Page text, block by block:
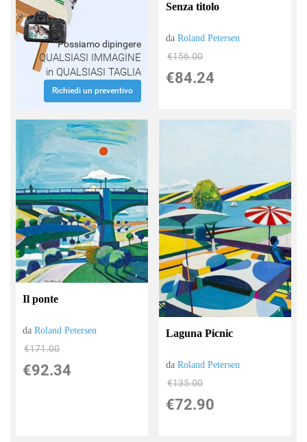
Possiamo dipingere
QUALSIASI IMMAGINE
in QUALSIASI TAGLIA
Richiedi un preventivo
Senza titolo
daRoland Petersen
€156.00
€84.24
Il ponte
daRoland Petersen
€171.00
€92.34
Laguna Picnic
daRoland Petersen
€135.00
€72.90